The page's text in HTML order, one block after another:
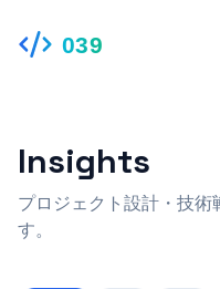
039
Insights
プロジェクト設計・技術
す。